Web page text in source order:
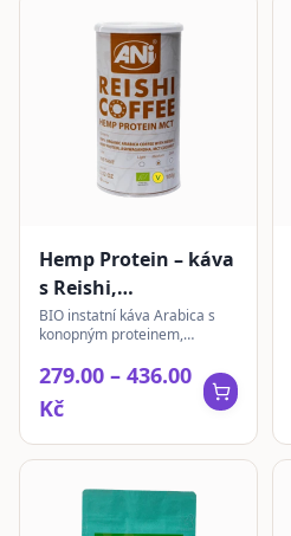
Hemp Protein – káva
s Reishi,
Ashwagandha &
MCT olej | instantní
BIO instatní káva Arabica s
konopným proteinem,
Ashwagandhy a MCT olejem
psychické pohody.
279.00 – 436.00
Kč